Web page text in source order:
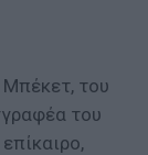
Μπέκετ, του
του